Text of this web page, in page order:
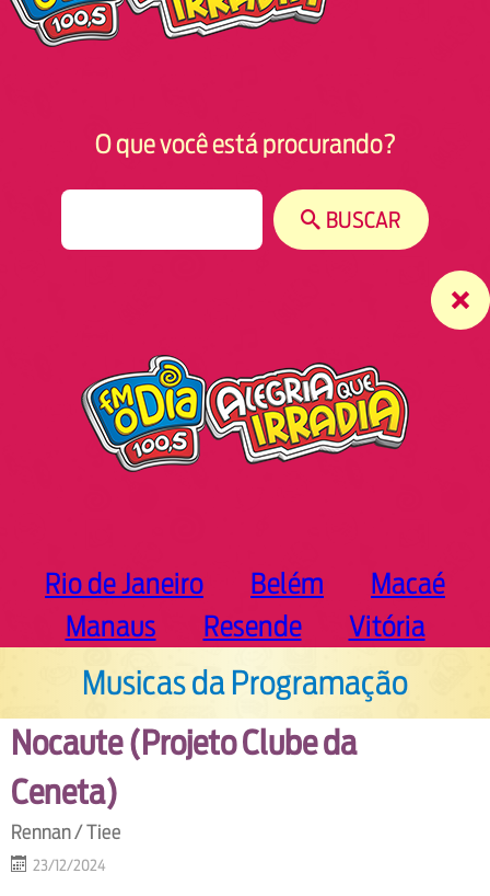
O que você está procurando?
BUSCAR
Rio de Janeiro Belém
Macaé
Manaus
Resende Vitória
Musicas da Programação
Nocaute (Projeto Clube da
Ceneta)
Rennan / Tiee
23/12/2024